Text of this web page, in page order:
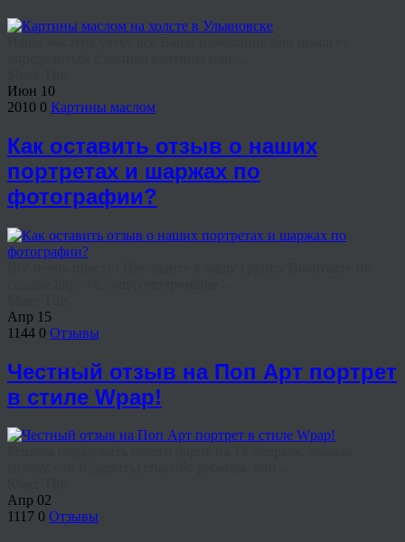
Июн 10
2010 0 Картины маслом
Как оставить отзыв о наших
портретах и шаржах по
фотографии?
Апр 15
1144 0 Отзывы
Честный отзыв на Поп Арт портрет
в стиле Wpap!
Апр 02
1117 0 Отзывы